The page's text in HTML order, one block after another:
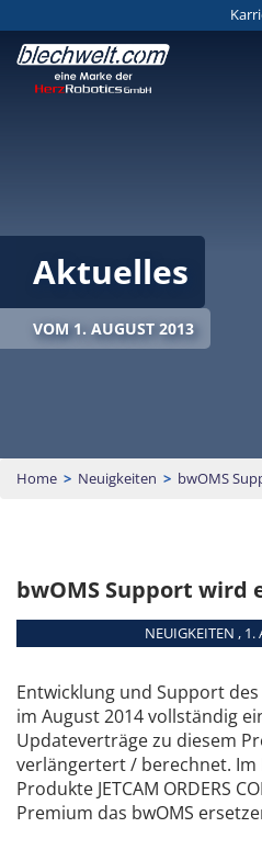
Aktuelles
VOM 1. AUGUST 2013
Home > Neuigkeiten > bwOMS
bwOMS Support wird
NEUIGKEITEN , 1.
Entwicklung und Support
im August 2014 vollständig
Updateverträge zu diesem
verlängertert / berechnet. Im
Produkte JETCAM ORDERS
Premium das bwOMS